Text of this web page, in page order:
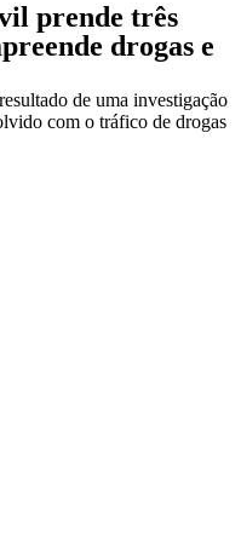
prende três
drogas e
de uma investigação
com o tráfico de drogas